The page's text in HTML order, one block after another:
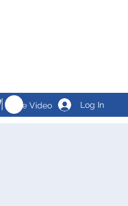
Live Video Log In